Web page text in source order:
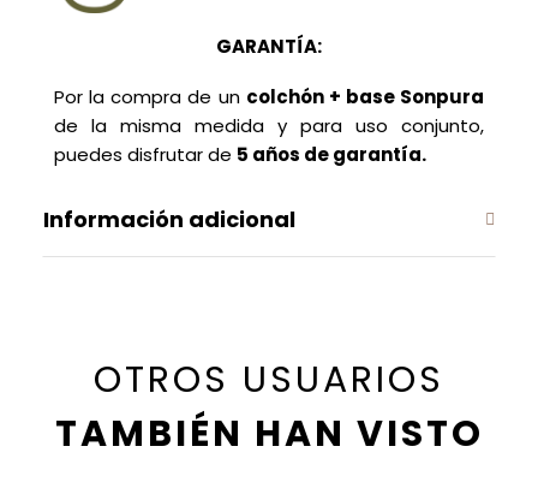
GARANTÍA:
Por la compra de un colchón + base Sonpura
de la misma medida y para uso conjunto,
puedes disfrutar de 5 años de garantía.
Información adicional
OTROS USUARIOS
TAMBIÉN HAN VISTO